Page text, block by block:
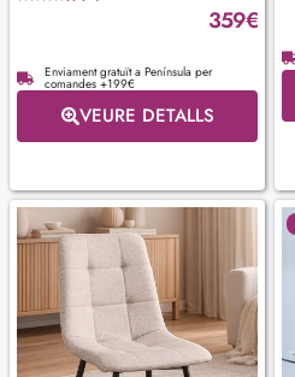
359€
Enviament gratuït a Península per
comandes +199€
VEURE DETALLS